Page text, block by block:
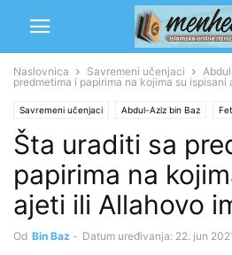
Naslovnica Savremeni učenjaci
predmetima i papirima na kojima su ispisani
Savremeni učenjaci Abdul-Aziz bin Baz
Šta uraditi sa
papirima na
ajeti ili Allahovo
Od Bin Baz - Datum uređivanja: 22. jun